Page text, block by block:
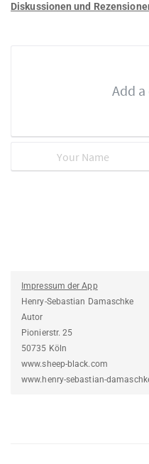
Diskussionen und
Impressum der App
Henry-Sebastian Damaschke
Autor
Pionierstr. 25
50735 Köln
www.sheep-black.com
www.henry-sebastian-